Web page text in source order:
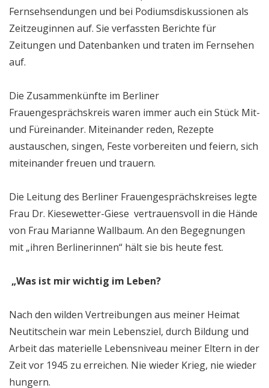
Fernsehsendungen und bei Podiumsdiskussionen als
Zeitzeuginnen auf. Sie verfassten Berichte für
Zeitungen und Datenbanken und traten im Fernsehen
auf.
Die Zusammenkünfte im Berliner
Frauengesprächskreis waren immer auch ein Stück Mit-
und Füreinander. Miteinander reden, Rezepte
austauschen, singen, Feste vorbereiten und feiern, sich
miteinander freuen und trauern.
Die Leitung des Berliner Frauengesprächskreises legte
Frau Dr. Kiesewetter-Giese vertrauensvoll in die Hände
von Frau Marianne Wallbaum. An den Begegnungen
mit „ihren Berlinerinnen“ hält sie bis heute fest.
„Was ist mir wichtig im Leben?
Nach den wilden Vertreibungen aus meiner Heimat
Neutitschein war mein Lebensziel, durch Bildung und
Arbeit das materielle Lebensniveau meiner Eltern in der
Zeit vor 1945 zu erreichen. Nie wieder Krieg, nie wieder
hungern.